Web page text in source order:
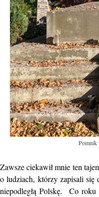
Pomnik
Zawsze ciekawił mnie ten
o ludziach, którzy zapisali się
niepodległą Polskę. Co